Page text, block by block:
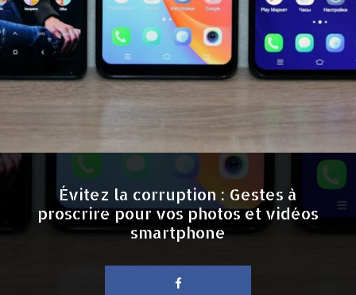
Évitez la corruption : Gestes à
proscrire pour vos photos et vidéos
smartphone